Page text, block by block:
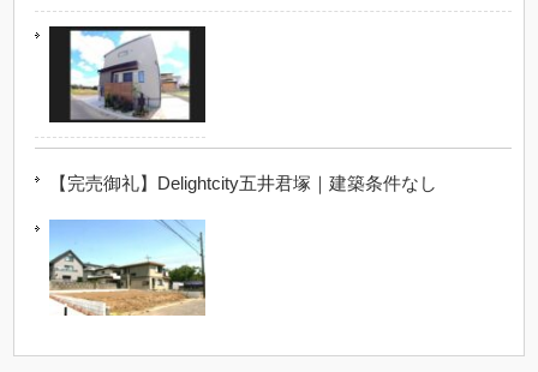
【完売御礼】Delightcity五井君塚｜建築条件なし